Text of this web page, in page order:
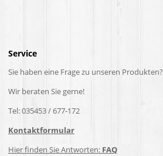
Service
Sie haben eine Frage zu unseren Produkten?
Wir beraten Sie gerne!
Tel: 035453 / 677-172
Kontaktformular
Hier finden Sie Antworten: FAQ